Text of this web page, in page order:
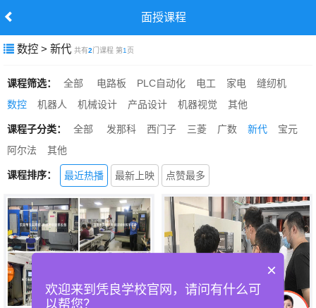
面授课程
数控 > 新代共有2门课程 第1 页
课程筛选： 全部 电路板 PLC自动化 电工 家电
缝纫机
数控
机器人 机械设计 产品设计 机器视觉 其他
课程子分类： 全部 发那科 西门子 三菱 广数 新代
宝元
阿尔法
其他
课程排序： 最近热播 最新上映 点赞最多
×
欢迎来到凭良学校官网，请问有什么可
以帮您？